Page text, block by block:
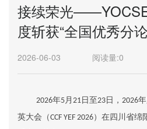
接续荣光
度斩获“全国优秀分
2026-06-03 阅读量:0
2026年5月 21 日至23 日， 2026
英大会（CCF YEF 2026）在四川省绵